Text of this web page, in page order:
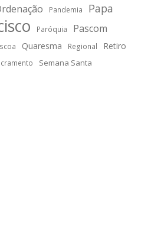
Pandemia Papa
Paróquia
Pascom
Quaresma Regional Retiro
Semana Santa